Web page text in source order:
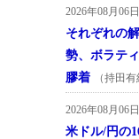
2026年08月06
それぞれの
勢、ボラテ
膠着
（持田有
2026年08月06
米ドル/円の